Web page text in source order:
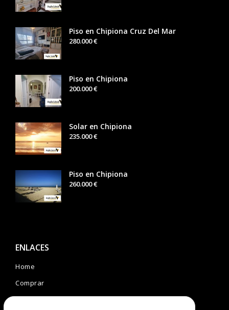
Piso en Chipiona Cruz Del Mar
280.000 €
Piso en Chipiona
200.000 €
Solar en Chipiona
235.000 €
Piso en Chipiona
260.000 €
ENLACES
Home
Comprar
Servicios